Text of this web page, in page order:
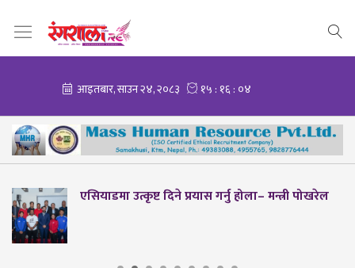
एसियाडमा उत्कृष्ट दिने प्रयास गर्नु होला– मन्त्री पोखरेल